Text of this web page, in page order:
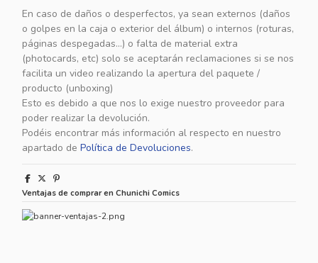
En caso de daños o desperfectos, ya sean externos (daños
o golpes en la caja o exterior del álbum) o internos (roturas,
páginas despegadas...) o falta de material extra
(photocards, etc) solo se aceptarán reclamaciones si se nos
facilita un video realizando la apertura del paquete /
producto (unboxing)
Esto es debido a que nos lo exige nuestro proveedor para
poder realizar la devolución.
Podéis encontrar más información al respecto en nuestro
apartado de Política de Devoluciones.
Ventajas de comprar en Chunichi Comics